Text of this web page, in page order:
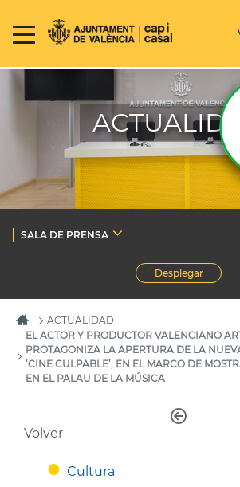
SALA DE PRENSA
Desplegar
ACTUALIDAD
EL ACTOR Y PRODUCTOR VALENCIANO
PROTAGONIZA LA APERTURA DE LA
‘CINE CULPABLE’, EN EL MARCO DE
EN EL PALAU DE LA MÚSICA
Volver
Cultura